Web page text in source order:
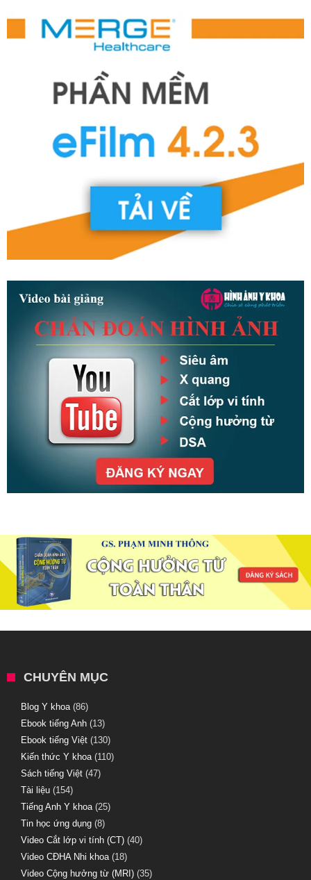
CHUYÊN MỤC
Blog Y khoa(86)
Ebook tiếng Anh (13)
Ebook tiếng Việt (130)
Kiến thức Y khoa(110)
Sách tiếng Việt (47)
Tài liệu (154)
Tiếng Anh Y khoa(25)
Tin học ứng dụng (8)
Video Cắt lớp vi tính (CT) (40)
Video CĐHA Nhi khoa(18)
Video Cộng hưởng từ (MRI) (35)